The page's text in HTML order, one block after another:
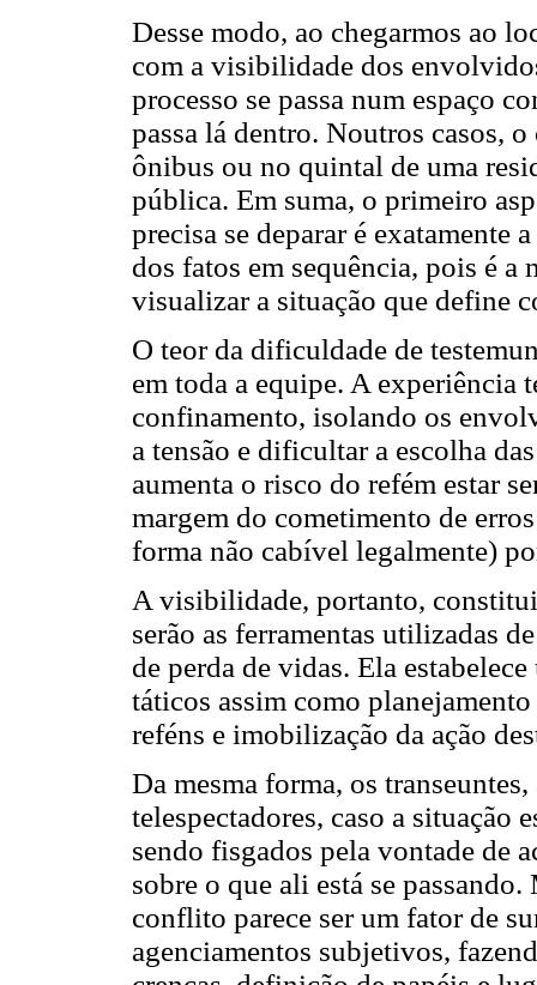
Desse modo, ao chegarmos ao
com a visibilidade dos
processo se passa num espaço
passa lá dentro. Noutros casos,
ônibus ou no quintal de uma
pública. Em suma, o primeiro
precisa se deparar é exatamente
dos fatos em sequência, pois é
visualizar a situação que define
O teor da dificuldade de
em toda a equipe. A experiência
confinamento, isolando os
a tensão e dificultar a escolha
aumenta o risco do refém estar
margem do cometimento de
forma não cabível legalmente)
A visibilidade, portanto,
serão as ferramentas utilizadas
de perda de vidas. Ela
táticos assim como
reféns e imobilização da ação
Da mesma forma, os
telespectadores, caso a situação
sendo fisgados pela vontade de
sobre o que ali está se
conflito parece ser um fator de
agenciamentos subjetivos,